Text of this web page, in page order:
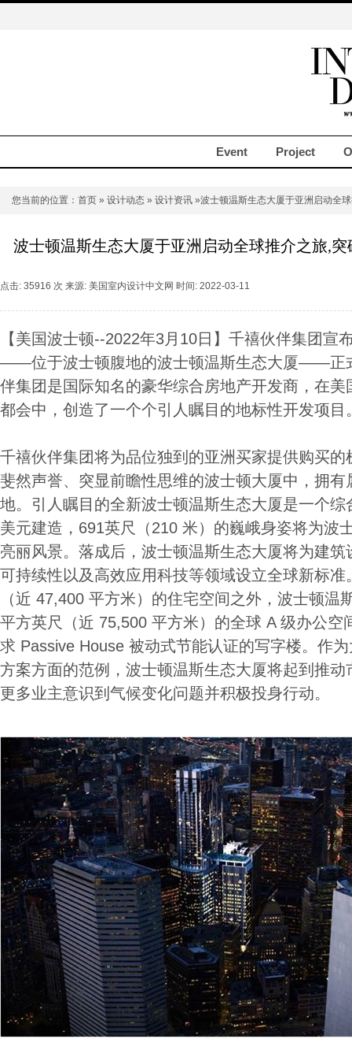
Event Project
您当前的位置： 首页 » 设计动态 » 设计资讯 »波士顿温斯生态大厦于亚洲启动全
波士顿温斯生态大厦于亚洲启动全球推介之旅,
点击: 35916 次 来源: 美国室内设计中文网 时间: 2022-03-11
【美国波士顿--2022年3月10日】千禧伙伴集团宣
——位于波士顿腹地的波士顿温斯生态大厦——正
伴集团是国际知名的豪华综合房地产开发商，在
都会中，创造了一个个引人瞩目的地标性开发项目
千禧伙伴集团将为品位独到的亚洲买家提供购买
斐然声誉、突显前瞻性思维的波士顿大厦中，拥
地。引人瞩目的全新波士顿温斯生态大厦是一个
美元建造，691英尺（210 米）的巍峨身姿将为波
亮丽风景。落成后，波士顿温斯生态大厦将为建
可持续性以及高效应用科技等领域设立全球新标
（近 47,400 平方米）的住宅空间之外，波士顿温
平方英尺（近 75,500 平方米）的全球 A 级办公空
求 Passive House 被动式节能认证的写字楼。作
方案方面的范例，波士顿温斯生态大厦将起到推
更多业主意识到气候变化问题并积极投身行动。